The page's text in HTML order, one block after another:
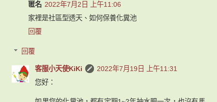
匿名 2022年7月2日 上午11:06
家裡是社區型透天、如何保養化糞池
回覆
回覆
客服小天使KiKi
2022年7月19日 上午11:31
您好：